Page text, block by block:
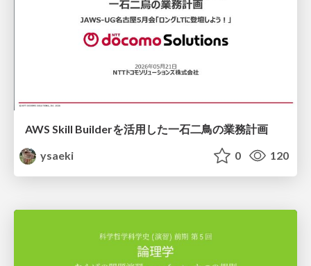
AWS Skill Builderを活用した一石二鳥の業務計画
ysaeki
0 120